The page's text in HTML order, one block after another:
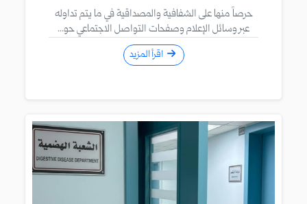
حرصاً منها على الشفافية والمصداقية في ما يتم تداوله
عبر وسائل الإعلام وصفحات التواصل الاجتماعي حو...
اقرأ المزيد